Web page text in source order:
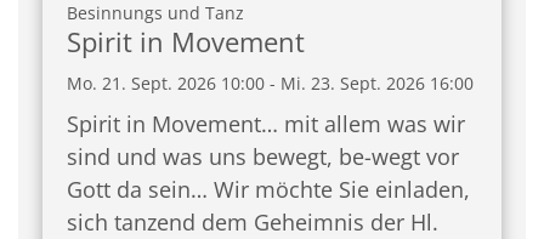
Besinnungs und Tanz
Spirit in Movement
Mo. 21. Sept. 2026 10:00 - Mi. 23. Sept. 2026 16:00
Spirit in Movement… mit allem was wir
sind und was uns bewegt, be-wegt vor
Gott da sein… Wir möchte Sie einladen,
sich tanzend dem Geheimnis der Hl.